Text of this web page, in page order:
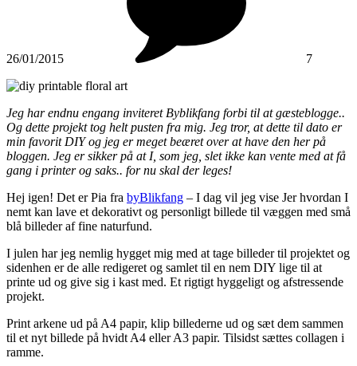
26/01/2015 7
Jeg har endnu engang inviteret Byblikfang forbi til at gæsteblogge..
Og dette projekt tog helt pusten fra mig. Jeg tror, at dette til dato er
min favorit DIY og jeg er meget beæret over at have den her på
bloggen. Jeg er sikker på at I, som jeg, slet ikke kan vente med at få
gang i printer og saks.. for nu skal der leges!
Hej igen! Det er Pia fra byBlikfang – I dag vil jeg vise Jer hvordan I
nemt kan lave et dekorativt og personligt billede til væggen med små
blå billeder af fine naturfund.
I julen har jeg nemlig hygget mig med at tage billeder til projektet og
sidenhen er de alle redigeret og samlet til en nem DIY lige til at
printe ud og give sig i kast med. Et rigtigt hyggeligt og afstressende
projekt.
Print arkene ud på A4 papir, klip billederne ud og sæt dem sammen
til et nyt billede på hvidt A4 eller A3 papir. Tilsidst sættes collagen i
ramme.